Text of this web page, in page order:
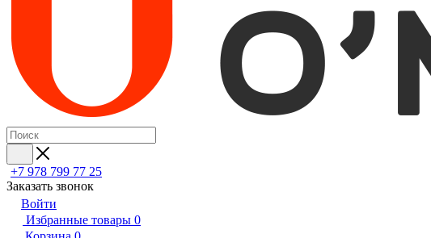
+7 978 799 77 25
Заказать звонок
Войти
Избранные товары 0